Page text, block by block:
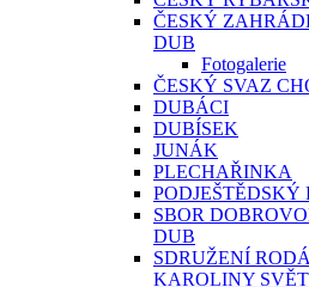
ČESKÝ
DUB
Fotogalerie
ČESKÝ SVAZ
DUBÁCI
DUBÍSEK
JUNÁK
PLECHAŘINKA
PODJEŠTĚDSKÝ
SBOR
DUB
SDRUŽENÍ
KAROLINY